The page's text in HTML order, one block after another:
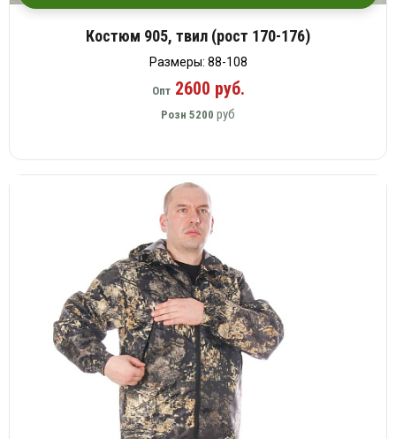
Костюм 905, твил (рост 170-176)
Размеры: 88-108
Опт2600 руб.
Розн 5200 руб